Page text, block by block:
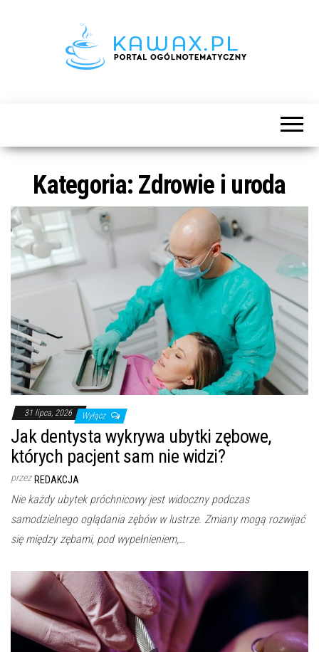
Kategoria: Zdrowie i uroda
31 lipca, 2026 Wyłącz
Jak dentysta wykrywa ubytki zębowe,
których pacjent sam nie widzi?
przez REDAKCJA
Nie każdy ubytek próchnicowy jest widoczny podczas
samodzielnego oglądania zębów w lustrze. Zmiany mogą rozwijać
się między zębami, pod wypełnieniem,…